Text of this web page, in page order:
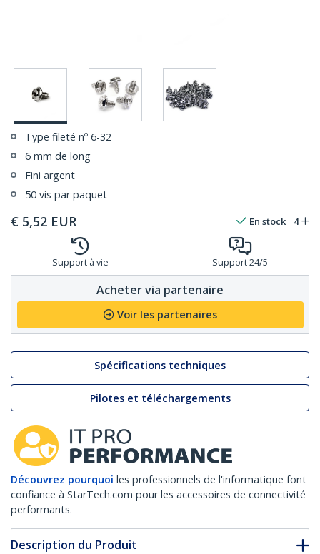
Type fileté nº 6-32
6 mm de long
Fini argent
50 vis par paquet
€ 5,52 EUR En stock 4
Support à vie Support 24/5
Acheter via partenaire
Voir les partenaires
Spécifications techniques
Pilotes et téléchargements
Découvrez pourquoi les professionnels de l'informatique font
confiance à StarTech.com pour les accessoires de connectivité
performants.
Description du Produit